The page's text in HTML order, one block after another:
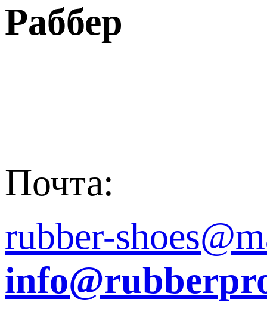
Раббер
Почта:
rubber-